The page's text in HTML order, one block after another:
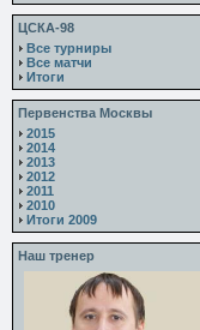
ЦСКА-98
Все турниры
Все матчи
Итоги
Первенства Москвы
2015
2014
2013
2012
2011
2010
Итоги 2009
Наш тренер